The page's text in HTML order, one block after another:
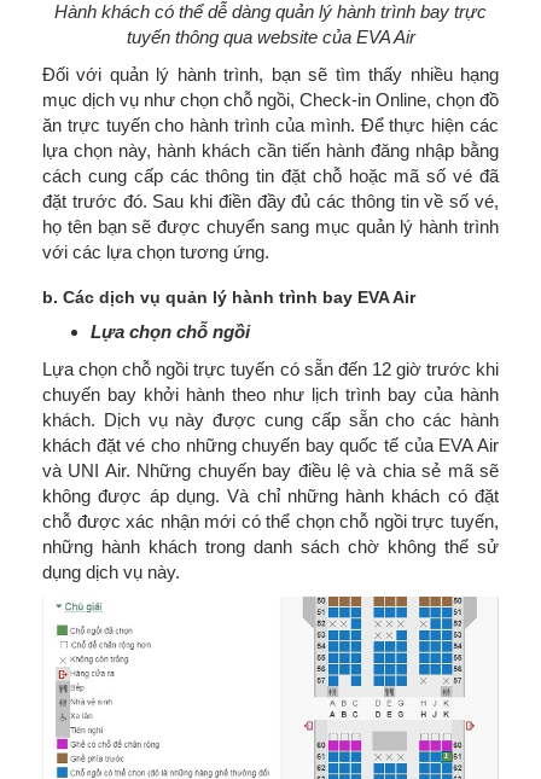
Hành khách có thể dễ dàng quản lý hành trình bay trực
tuyến thông qua website của EVA Air
Đối với quản lý hành trình, bạn sẽ tìm thấy nhiều hạng
mục dịch vụ như chọn chỗ ngồi, Check-in Online, chọn đồ
ăn trực tuyến cho hành trình của mình. Để thực hiện các
lựa chọn này, hành khách cần tiến hành đăng nhập bằng
cách cung cấp các thông tin đặt chỗ hoặc mã số vé đã
đặt trước đó. Sau khi điền đầy đủ các thông tin về số vé,
họ tên bạn sẽ được chuyển sang mục quản lý hành trình
với các lựa chọn tương ứng.
b. Các dịch vụ quản lý hành trình bay EVA Air
Lựa chọn chỗ ngồi
Lựa chọn chỗ ngồi trực tuyến có sẵn đến 12 giờ trước khi
chuyến bay khởi hành theo như lịch trình bay của hành
khách. Dịch vụ này được cung cấp sẵn cho các hành
khách đặt vé cho những chuyến bay quốc tế của EVA Air
và UNI Air. Những chuyến bay điều lệ và chia sẻ mã sẽ
không được áp dụng. Và chỉ những hành khách có đặt
chỗ được xác nhận mới có thể chọn chỗ ngồi trực tuyến,
những hành khách trong danh sách chờ không thể sử
dụng dịch vụ này.